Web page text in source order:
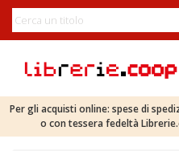
Per gli acquisti online: spese di
o con tessera fedeltà